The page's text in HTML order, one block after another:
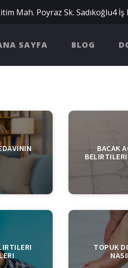
Mah. Poyraz Sk. Sadıkoğlu4
SAYFA BLOG
BACAK
TOPUK